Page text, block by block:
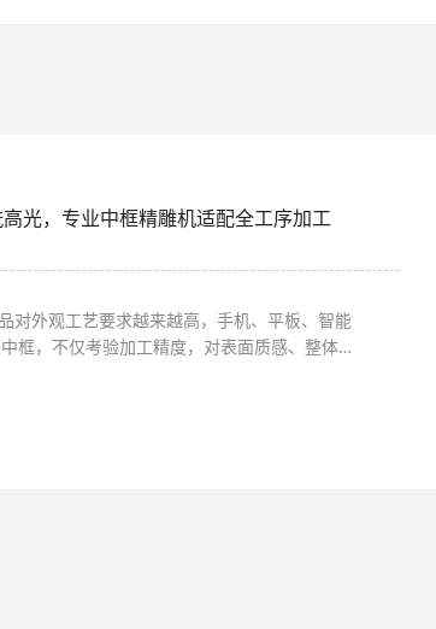
光，专业中框精雕机适配全工序加工
对外观工艺要求越来越高，手机、平板、智能
框，不仅考验加工精度，对表面质感、整体品
不仅耽误时间，还容易造成磕碰损伤，拉高生